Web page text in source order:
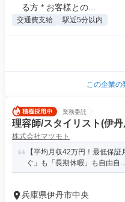
る方 * お客様との...
交通費支給 駅近5分以内
この企業の
業務委託
理容師/スタイリスト(伊丹
株式会社マツモト
【平均月収42万円！最低保
ぐ」も「長期休暇」も自由自...
兵庫県伊丹市中央